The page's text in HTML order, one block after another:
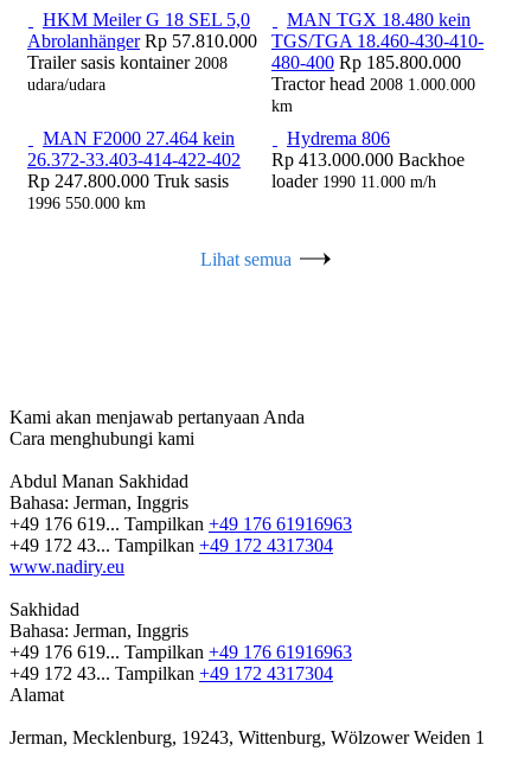
HKM Meiler G 18 SEL 5,0
Abrolanhänger Rp 57.810.000
Trailer sasis kontainer 2008
udara/udara
MAN TGX 18.480 kein
TGS/TGA 18.460-430-410-
480-400 Rp 185.800.000
Tractor head 2008 1.000.000
km
MAN F2000 27.464 kein
26.372-33.403-414-422-402
Rp 247.800.000 Truk sasis
1996 550.000 km
Hydrema 806
Rp 413.000.000 Backhoe
loader 1990 11.000 m/h
Lihat semua
Kami akan menjawab pertanyaan Anda
Cara menghubungi kami
Abdul Manan Sakhidad
Bahasa: Jerman, Inggris
+49 176 619... Tampilkan +49 176 61916963
+49 172 43... Tampilkan +49 172 4317304
www.nadiry.eu
Sakhidad
Bahasa: Jerman, Inggris
+49 176 619... Tampilkan +49 176 61916963
+49 172 43... Tampilkan +49 172 4317304
Alamat
Jerman, Mecklenburg, 19243, Wittenburg, Wölzower Weiden 1